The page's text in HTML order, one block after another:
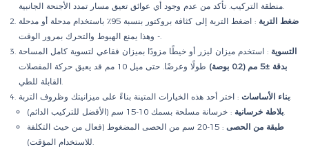
منطقة التركيب. تأكد من عدم وجود أي عوائق تعيق مسار تمدد الأجنحة الجانبية.
ضغط التربة
: اضغط التربة إلى كثافة بروكتور بنسبة 95٪ باستخدام مدحلة أو مدحلة
- وهذا يمنع الهبوط والتحرك بمرور الوقت.
التسوية : استخدم ميزان ليزر أو خيطًا مزودًا بميزان فقاعي لتسوية كامل المساحة
بدقة ±5 مم (0.2 بوصة)
طولًا وعرضًا. حتى ميل 10 مم قد يعيق حركة المفصلات
القابلة للطي.
بناء الأساسات: اختر أحد هذه الخيارات المتينة بناءً على ميزانيتك وظروف التربة:
بلاطة خرسانية: خرسانة مسلحة بسمك 10-15 سم (الأفضل للتركيب الدائم).
طبقة من الحصى
: 15-20 سم من الحصى المضغوط (فعال من حيث التكلفة
للاستخدام المؤقت).